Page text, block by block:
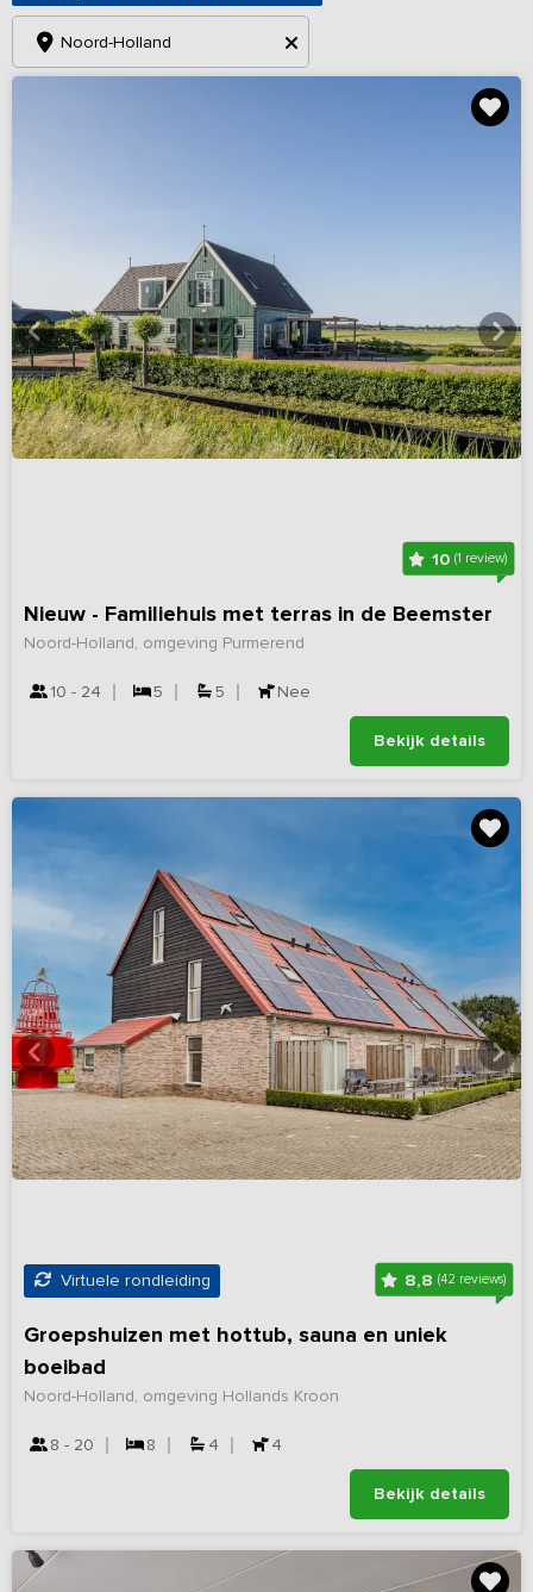
Noord-Holland
10(1 review)
Nieuw - Familiehuis met terras in de Beemster
Noord-Holland, omgeving Purmerend
10 - 24 5 5 Nee
Bekijk details
Virtuele rondleiding 8,8 (42 reviews)
Groepshuizen met hottub, sauna en uniek
boeibad
Noord-Holland, omgeving Hollands Kroon
8 - 20 8 4 4
Bekijk details